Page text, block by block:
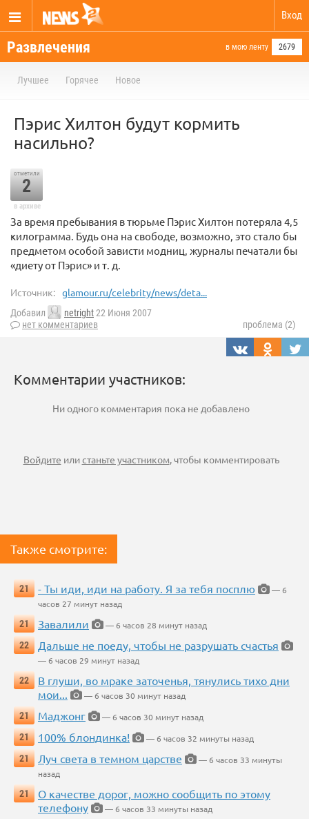
Вход
Развлечения в мою ленту 2679
Лучшее Горячее Новое
Пэрис Хилтон будут кормить
насильно?
отметили
2
в архиве
За время пребывания в тюрьме Пэрис Хилтон потеряла 4,5
килограмма. Будь она на свободе, возможно, это стало бы
предметом особой зависти модниц, журналы печатали бы
«диету от Пэрис» и т. д.
Источник: glamour.ru/celebrity/news/deta...
Добавил netright22 Июня 2007
нет комментариев
проблема (2)
Комментарии участников:
Ни одного комментария пока не добавлено
Войдите илистаньте участником, чтобы комментировать
Также смотрите:
21 - Ты иди, иди на работу. Я за тебя посплю
— 6
часов 27 минут назад
21
Завалили
— 6 часов 28 минут назад
22
Дальше не поеду, чтобы не разрушать счастья
— 6 часов 29 минут назад
22
В глуши, во мраке заточенья, тянулись тихо дни
мои...
— 6 часов 30 минут назад
21
Маджонг
— 6 часов 30 минут назад
21
100% блондинка!
— 6 часов 32 минуты назад
21
Луч света в темном царстве
— 6 часов 33 минуты
назад
21
О качестве дорог, можно сообщить по этому
телефону
— 6 часов 33 минуты назад